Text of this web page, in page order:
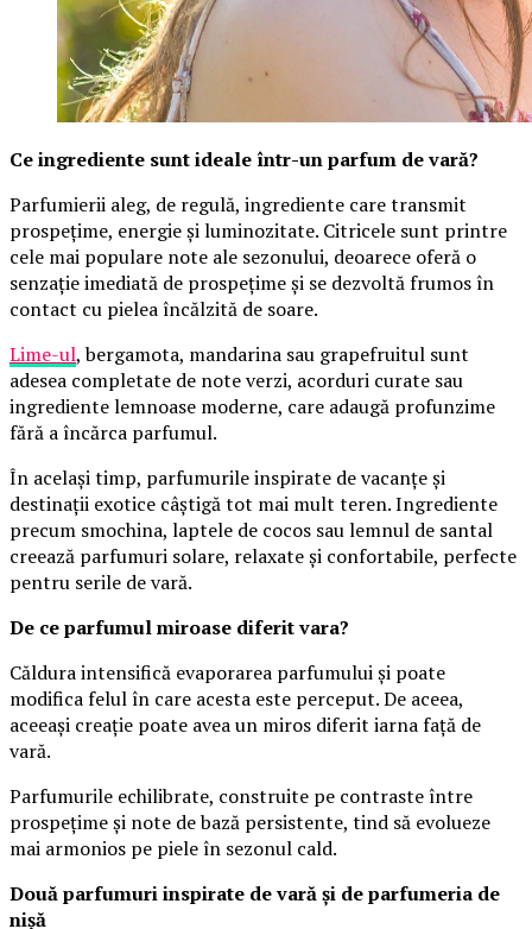
Ce ingrediente sunt ideale într-un parfum de vară?
Parfumierii aleg, de regulă, ingrediente care transmit
prospețime, energie și luminozitate. Citricele sunt printre
cele mai populare note ale sezonului, deoarece oferă o
senzație imediată de prospețime și se dezvoltă frumos în
contact cu pielea încălzită de soare.
Lime-ul, bergamota, mandarina sau grapefruitul sunt
adesea completate de note verzi, acorduri curate sau
ingrediente lemnoase moderne, care adaugă profunzime
fără a încărca parfumul.
În același timp, parfumurile inspirate de vacanțe și
destinații exotice câștigă tot mai mult teren. Ingrediente
precum smochina, laptele de cocos sau lemnul de santal
creează parfumuri solare, relaxate și confortabile, perfecte
pentru serile de vară.
De ce parfumul miroase diferit vara?
Căldura intensifică evaporarea parfumului și poate
modifica felul în care acesta este perceput. De aceea,
aceeași creație poate avea un miros diferit iarna față de
vară.
Parfumurile echilibrate, construite pe contraste între
prospețime și note de bază persistente, tind să evolueze
mai armonios pe piele în sezonul cald.
Două parfumuri inspirate de vară și de parfumeria de
nișă